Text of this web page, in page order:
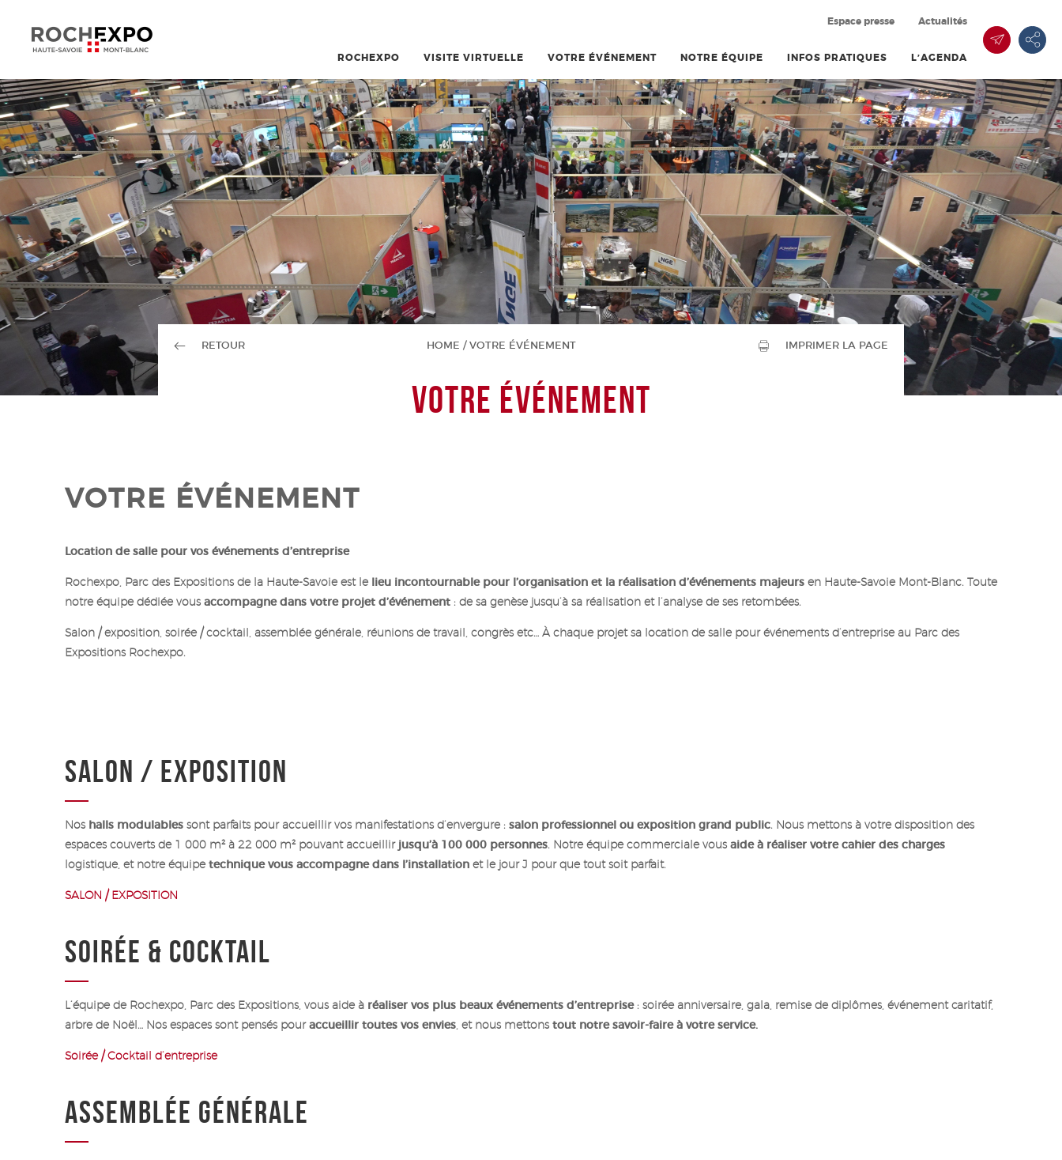
Espace presse Actualités
ROCHEXPO VISITE VIRTUELLE VOTRE ÉVÉNEMENT NOTRE ÉQUIPE INFOS PRATIQUES L’AGENDA
RETOUR HOME / VOTRE ÉVÉNEMENT IMPRIMER LA PAGE
VOTRE ÉVÉNEMENT
VOTRE ÉVÉNEMENT
Location de salle pour vos événements d’entreprise
Rochexpo, Parc des Expositions de la Haute-Savoie est le lieu incontournable pour l’organisation et la réalisation d’événements majeurs en Haute-Savoie Mont-Blanc. Toute
notre équipe dédiée vous accompagne dans votre projet d’événement : de sa genèse jusqu’à sa réalisation et l’analyse de ses retombées.
Salon / exposition, soirée / cocktail, assemblée générale, réunions de travail, congrès etc… À chaque projet sa location de salle pour événements d’entreprise au Parc des
Expositions Rochexpo.
SALON / EXPOSITION
Nos halls modulables sont parfaits pour accueillir vos manifestations d’envergure : salon professionnel ou exposition grand public. Nous mettons à votre disposition des
espaces couverts de 1 000 m² à 22 000 m² pouvant accueillir jusqu’à 100 000 personnes. Notre équipe commerciale vous aide à réaliser votre cahier des charges
logistique, et notre équipe technique vous accompagne dans l’installation et le jour J pour que tout soit parfait.
SALON / EXPOSITION
SOIRÉE & COCKTAIL
L’équipe de Rochexpo, Parc des Expositions, vous aide à réaliser vos plus beaux événements d’entreprise: soirée anniversaire, gala, remise de diplômes, événement caritatif,
arbre de Noël… Nos espaces sont pensés pour accueillir toutes vos envies, et nous mettons tout notre savoir-faire à votre service.
Soirée / Cocktail d’entreprise
ASSEMBLÉE GÉNÉRALE